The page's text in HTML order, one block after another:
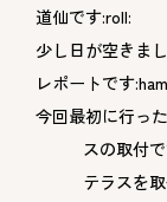
道仙です:roll:
少し日が空きま
レポートです
今回最初に行っ
スの取付
テラスを